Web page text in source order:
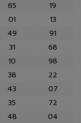
65
19
01
13
49
91
31
68
10
98
38
22
43
07
35
72
48
04